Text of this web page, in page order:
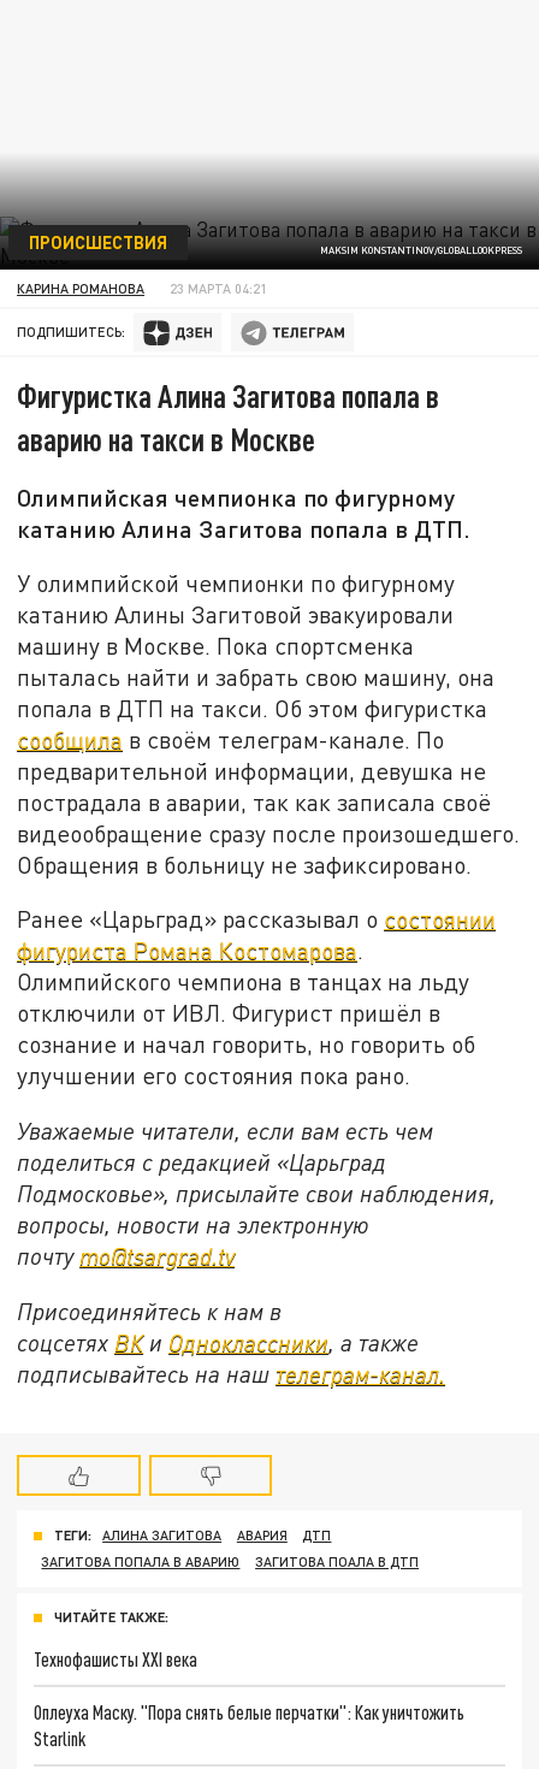
MAKSIM KONSTANTINOV/GLOBALLOOKPRESS
ПРОИСШЕСТВИЯ
КАРИНА РОМАНОВА 23 МАРТА 04:21
ПОДПИШИТЕСЬ:
Фигуристка Алина Загитова попала в
аварию на такси в Москве
Олимпийская чемпионка по фигурному
катанию Алина Загитова попала в ДТП.
У олимпийской чемпионки по фигурному
катанию Алины Загитовой эвакуировали
машину в Москве. Пока спортсменка
пыталась найти и забрать свою машину, она
попала в ДТП на такси. Об этом фигуристка
сообщила в своём телеграм-канале. По
предварительной информации, девушка не
пострадала в аварии, так как записала своё
видеообращение сразу после произошедшего.
Обращения в больницу не зафиксировано.
Ранее «Царьград» рассказывал о состоянии
фигуриста Романа Костомарова.
Олимпийского чемпиона в танцах на льду
отключили от ИВЛ. Фигурист пришёл в
сознание и начал говорить, но говорить об
улучшении его состояния пока рано.
Уважаемые читатели, если вам есть чем
поделиться с редакцией «Царьград
Подмосковье», присылайте свои наблюдения,
вопросы, новости на электронную
почту mo@tsargrad.tv
Присоединяйтесь к нам в
соцсетях ВКи Одноклассники, а также
подписывайтесь на наш телеграм-канал.
ТЕГИ: АЛИНА ЗАГИТОВА АВАРИЯ
ДТП
ЗАГИТОВА ПОПАЛА В АВАРИЮ
ЗАГИТОВА ПОАЛА В ДТП
ЧИТАЙТЕ ТАКЖЕ:
Технофашисты XXI века
Оплеуха Маску. "Пора снять белые перчатки": Как уничтожить
Starlink